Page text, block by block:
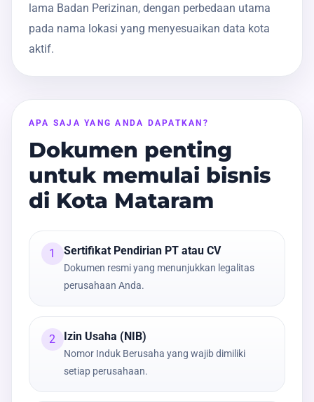
lama Badan Perizinan, dengan perbedaan utama
pada nama lokasi yang menyesuaikan data kota
aktif.
APA SAJA YANG ANDA DAPATKAN?
Dokumen penting
untuk memulai bisnis
di Kota Mataram
1 Sertifikat Pendirian PT atau CV
Dokumen resmi yang menunjukkan legalitas
perusahaan Anda.
2 Izin Usaha (NIB)
Nomor Induk Berusaha yang wajib dimiliki
setiap perusahaan.